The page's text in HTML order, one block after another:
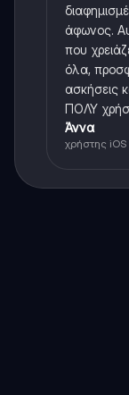
άφωνος.
που
όλα,
ασκήσεις
ΠΟΛΥ
Άννα
χρήστης iOS